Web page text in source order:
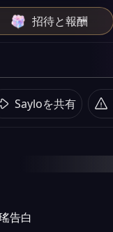
招待と報酬
Sayloを共有
告白